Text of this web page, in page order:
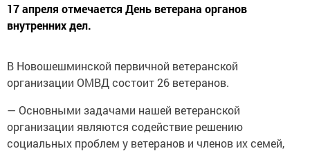
17 апреля отмечается День ветерана органов
внутренних дел.
В Новошешминской первичной ветеранской
организации ОМВД состоит 26 ветеранов.
— Основными задачами нашей ветеранской
организации являются содействие решению
социальных проблем у ветеранов и членов их семей,